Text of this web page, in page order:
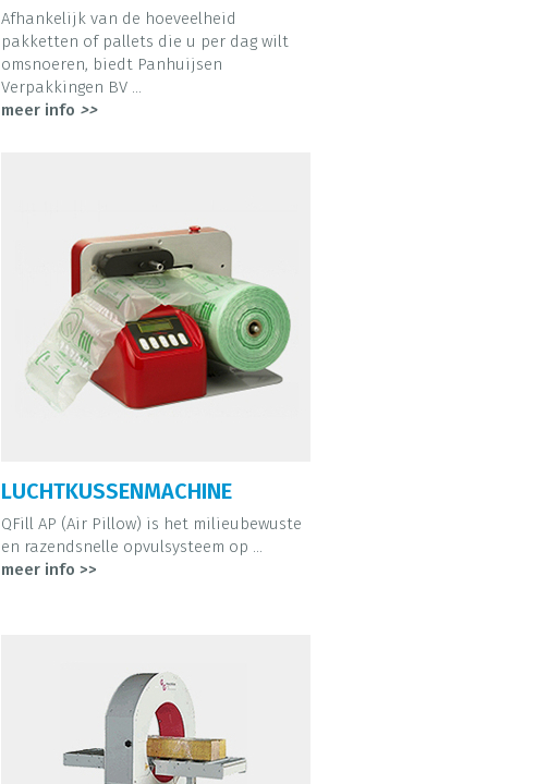
Afhankelijk van de hoeveelheid
pakketten of pallets die u per dag wilt
omsnoeren, biedt Panhuijsen
Verpakkingen BV ...
meer info >>
LUCHTKUSSENMACHINE
QFill AP (Air Pillow) is het milieubewuste
en razendsnelle opvulsysteem op ...
meer info >>